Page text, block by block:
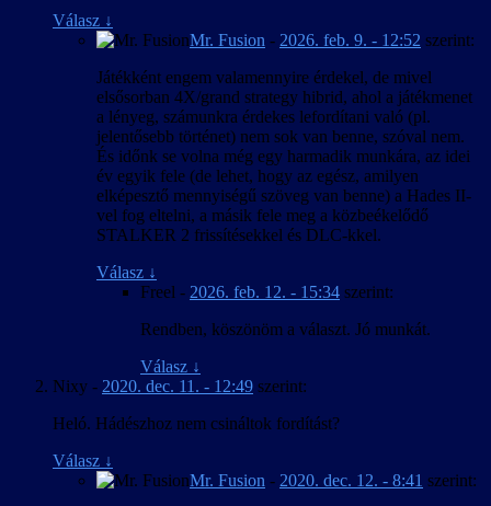
Válasz ↓
Mr. Fusion - 2026. feb. 9. - 12:52 szerint:
Játékként engem valamennyire érdekel, de mivel
elsősorban 4X/grand strategy hibrid, ahol a játékmenet
a lényeg, számunkra érdekes lefordítani való (pl.
jelentősebb történet) nem sok van benne, szóval nem.
És időnk se volna még egy harmadik munkára, az idei
év egyik fele (de lehet, hogy az egész, amilyen
elképesztő mennyiségű szöveg van benne) a Hades II-
vel fog eltelni, a másik fele meg a közbeékelődő
STALKER 2 frissítésekkel és DLC-kkel.
Válasz ↓
Freel - 2026. feb. 12. - 15:34 szerint:
Rendben, köszönöm a választ. Jó munkát.
Válasz ↓
Nixy - 2020. dec. 11. - 12:49 szerint:
Heló. Hádészhoz nem csináltok fordítást?
Válasz ↓
Mr. Fusion - 2020. dec. 12. - 8:41 szerint: